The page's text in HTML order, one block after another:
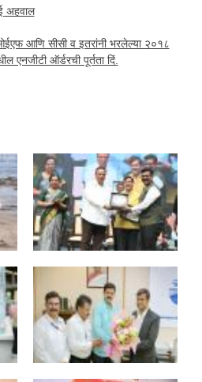
अहवाल
आणि सीसी व इतरांनी भरलेल्या २०१८
एनजीटी ऑर्डरची पूर्तता दिं.